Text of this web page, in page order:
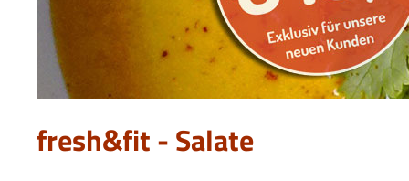
fresh&fit - Salate